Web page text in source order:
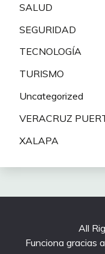
SALUD
SEGURIDAD
TECNOLOGÍA
TURISMO
Uncategorized
VERACRUZ
XALAPA
All
Funciona gracias